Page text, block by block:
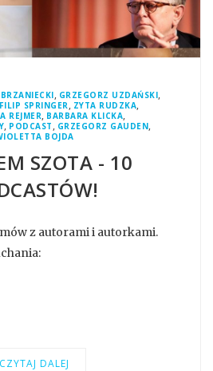
, GRZEGORZ UZDAŃSKI,
FILIP SPRINGER , ZYTA RUDZKA,
REJMER, BARBARA KLICKA,
, PODCAST , GRZEGORZ GAUDEN,
BOJDA
SZOTA - 10
z autorami i autorkami.
CZYTAJ DALEJ